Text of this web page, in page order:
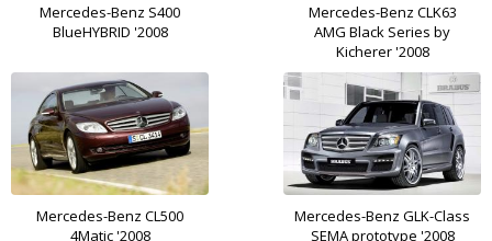
Mercedes-Benz S400
BlueHYBRID '2008
Mercedes-Benz CLK63
AMG Black Series by
Kicherer '2008
Mercedes-Benz CL500
4Matic '2008
Mercedes-Benz GLK-Class
SEMA prototype '2008